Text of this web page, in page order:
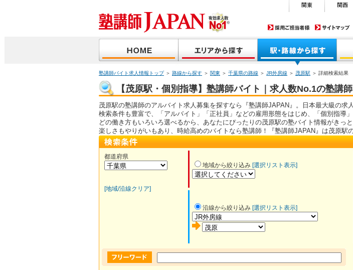
塾講師バイト求人情報トップ＞ 路線から探す ＞ 関東 ＞ 千葉県の路線 ＞ JR外房線 ＞ 茂原駅 ＞ 詳細検索結果
【茂原駅・個別指導】塾講師バイト｜求人数No.1の塾講
茂原駅の塾講師のアルバイト求人募集を探すなら『塾講師JAPAN』。日本最大級の
検索条件も豊富で、「アルバイト」「正社員」などの雇用形態をはじめ、「個別指
どの働き方もいろいろ選べるから、あなたにぴったりの茂原駅の塾バイト情報がきっと
楽しさもやりがいもあり、時給高めのバイトなら塾講師！『塾講師JAPAN』は茂原駅
都道府県
[地域/沿線クリア]
地域から絞り込み [選択リスト表示]
沿線から絞り込み [選択リスト表示]